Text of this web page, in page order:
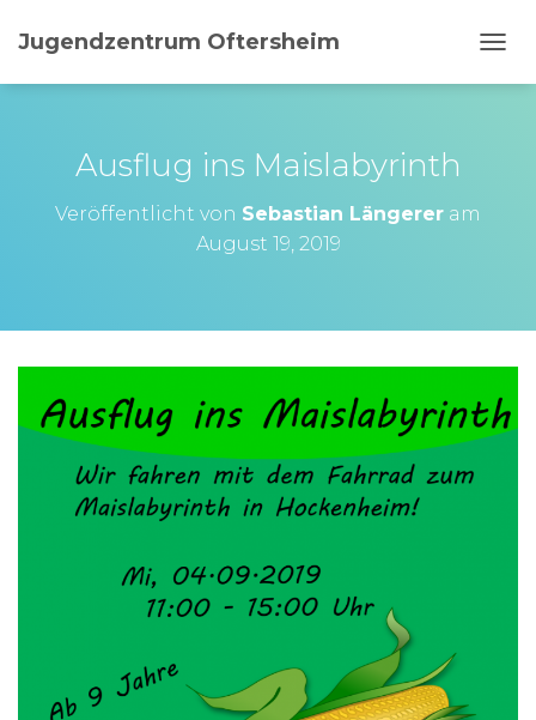
Jugendzentrum Oftersheim
A
S
A
L
Ausflug ins Maislabyrinth
Veröffentlicht von Sebastian Längerer am
August 19, 2019